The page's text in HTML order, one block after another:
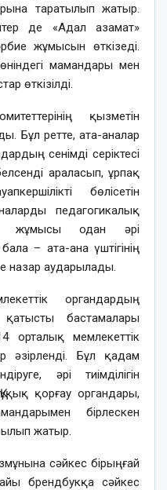
таратылып жатыр.
де «Адал азамат»
жұмысын өткізеді.
мамандары мен
өткізілді.
қызметін
Бұл ретте, ата-аналар
сенімді серіктесі
араласып, ұрпақ
бөлісетін
педагогикалық
жұмысы одан әрі
– ата-ана үштігінің
назар аударылады.
органдардың
бастамалары
14 орталық мемлекеттік
әзірленді. Бұл қадам
әрі тиімділігін
Құқық қорғау органдары,
бірлескен
жатыр.
сәйкес бірыңғай
брендбукқа сәйкес